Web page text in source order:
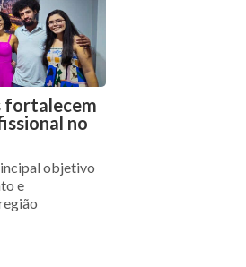
fortalecem
no
objetivo
e